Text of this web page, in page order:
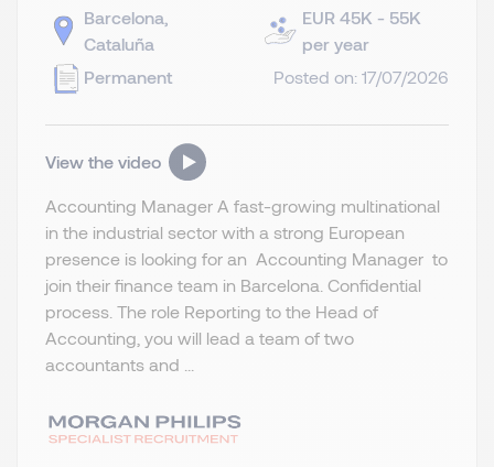
Barcelona,
Cataluña
Permanent
EUR 45K - 55K
per year
Posted on: 17/07/2026
View the video
Accounting Manager A fast-growing multinational
in the industrial sector with a strong European
presence is looking for an Accounting Manager to
join their finance team in Barcelona. Confidential
process. The role Reporting to the Head of
Accounting, you will lead a team of two
accountants and ...